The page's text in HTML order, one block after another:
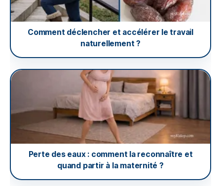
Comment déclencher et accélérer le travail
naturellement ?
Perte des eaux : comment la reconnaître et
quand partir à la maternité ?